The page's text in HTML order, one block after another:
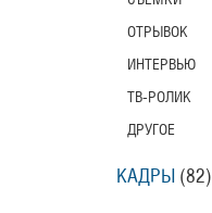
ОТРЫВОК
ИНТЕРВЬЮ
ТВ-РОЛИК
ДРУГОЕ
КАДРЫ (82)